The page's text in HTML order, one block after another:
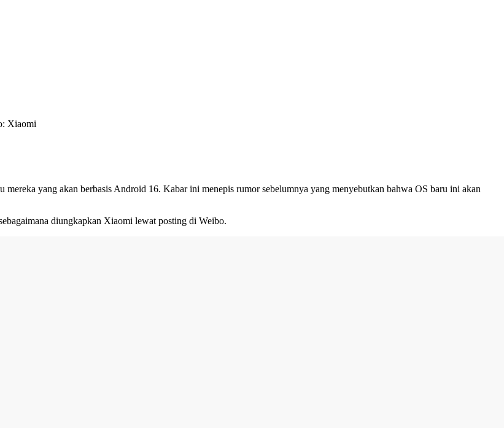
Xiaomi
yang akan berbasis Android 16. Kabar ini menepis rumor sebelumnya yang menyebutkan bahwa OS baru ini akan
diungkapkan Xiaomi lewat posting di Weibo.